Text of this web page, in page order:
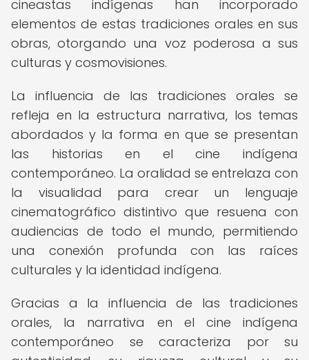
cineastas indígenas han incorporado
elementos de estas tradiciones orales en sus
obras, otorgando una voz poderosa a sus
culturas y cosmovisiones.
La influencia de las tradiciones orales se
refleja en la estructura narrativa, los temas
abordados y la forma en que se presentan
las historias en el cine indígena
contemporáneo. La oralidad se entrelaza con
la visualidad para crear un lenguaje
cinematográfico distintivo que resuena con
audiencias de todo el mundo, permitiendo
una conexión profunda con las raíces
culturales y la identidad indígena.
Gracias a la influencia de las tradiciones
orales, la narrativa en el cine indígena
contemporáneo se caracteriza por su